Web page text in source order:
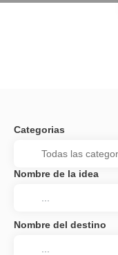
Categorias
Nombre de la idea
Nombre del destino